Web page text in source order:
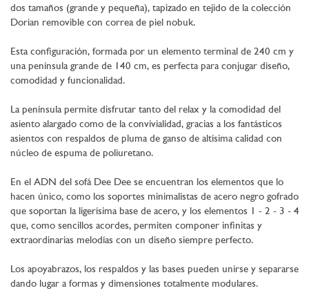
dos tamaños (grande y pequeña), tapizado en tejido de la colección
Dorian removible con correa de piel nobuk.
Esta configuración, formada por un elemento terminal de 240 cm y
una península grande de 140 cm, es perfecta para conjugar diseño,
comodidad y funcionalidad.
La península permite disfrutar tanto del relax y la comodidad del
asiento alargado como de la convivialidad, gracias a los fantásticos
asientos con respaldos de pluma de ganso de altísima calidad con
núcleo de espuma de poliuretano.
En el ADN del sofá Dee Dee se encuentran los elementos que lo
hacen único, como los soportes minimalistas de acero negro gofrado
que soportan la ligerísima base de acero, y los elementos 1 - 2 - 3 - 4
que, como sencillos acordes, permiten componer infinitas y
extraordinarias melodías con un diseño siempre perfecto.
Los apoyabrazos, los respaldos y las bases pueden unirse y separarse
dando lugar a formas y dimensiones totalmente modulares.